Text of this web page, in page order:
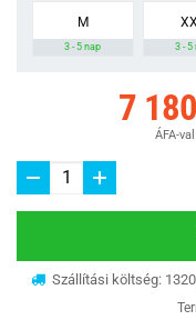
M
3 - 5 nap 3 - 5
7
ÁFA-val
Szállítási költség: